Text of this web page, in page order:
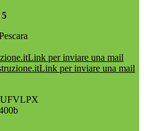
Link per inviare una mail
Link per inviare una mail